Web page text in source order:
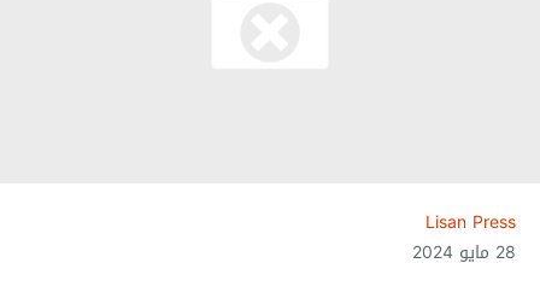
Lisan Press
28 مايو 2024